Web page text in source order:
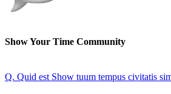
Show Your Time Community
Q. Quid est Show tuum tempus civitatis